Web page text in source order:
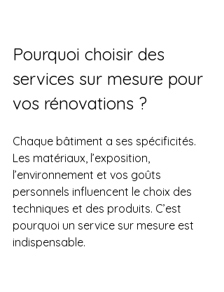
Pourquoi choisir des
services sur mesure pour
vos rénovations ?
Chaque bâtiment a ses spécificités.
Les matériaux, l’exposition,
l’environnement et vos goûts
personnels influencent le choix des
techniques et des produits. C’est
pourquoi un service sur mesure est
indispensable.